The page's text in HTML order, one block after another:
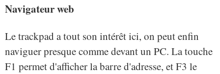
Navigateur web
Le trackpad a tout son intérêt ici, on peut enfin
naviguer presque comme devant un PC. La touche
F1 permet d'afficher la barre d'adresse, et F3 le